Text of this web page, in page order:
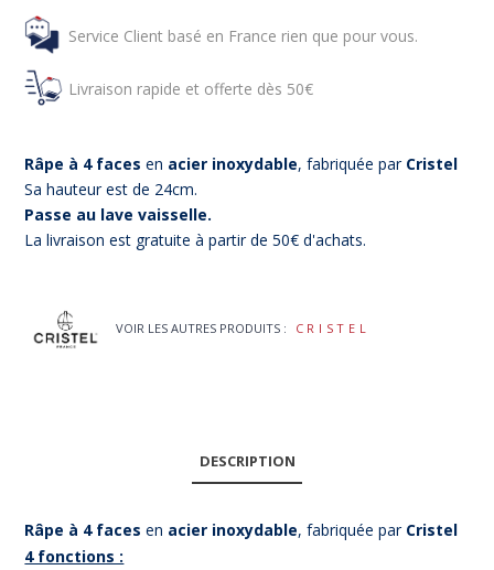
Service Client basé en France rien que pour vous.
Livraison rapide et offerte dès 50€
Râpe à 4 facesen acier inoxydable, fabriquée par Cristel
Sa hauteur est de 24cm.
Passe au lave vaisselle.
La livraison est gratuite à partir de 50€ d'achats.
VOIR LES AUTRES PRODUITS : CRISTEL
DESCRIPTION
Râpe à 4 facesen acier inoxydable, fabriquée par Cristel
4 fonctions :